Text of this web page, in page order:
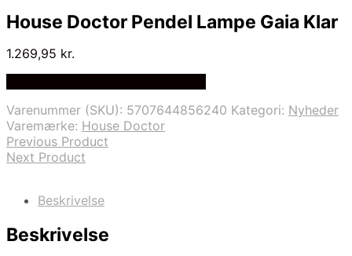
House Doctor Pendel Lampe Gaia Klar
1.269,95 kr.
Varenummer (SKU): 5707644856240 Kategori: Nyheder
Varemærke: House Doctor
Previous Product
Next Product
Beskrivelse
Beskrivelse